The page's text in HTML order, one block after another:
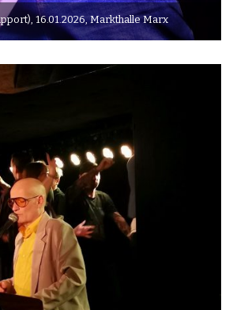
16.01.2026, Markthalle Marx